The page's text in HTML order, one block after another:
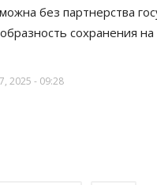
без партнерства
сохранения на
2025 - 09:28